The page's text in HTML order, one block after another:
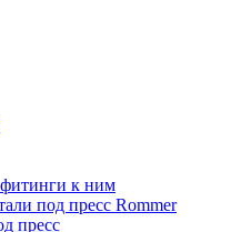
к ним
под пресс Rommer
пресс